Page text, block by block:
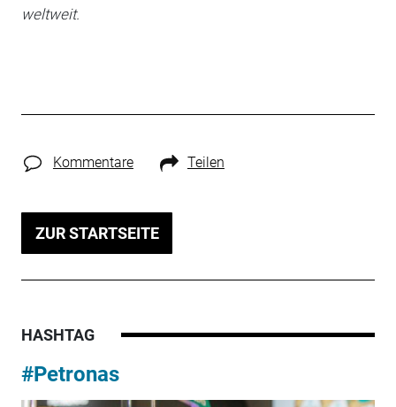
weltweit.
Kommentare Teilen
ZUR STARTSEITE
HASHTAG
#Petronas